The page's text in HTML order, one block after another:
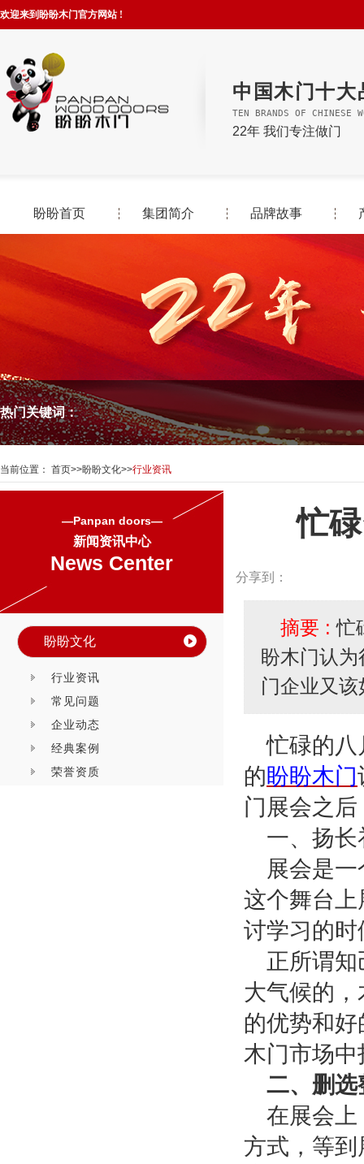
欢迎来到盼盼木门官方网站 !
中国木门十大
TEN BRANDS OF CHINESE
22年 我们专注做门
盼盼首页 集团简介 品牌故事
热门关键词：
当前位置： 首页>>盼盼文化>>行业资讯
—Panpan doors—
新闻资讯中心
News Center
盼盼文化
行业资讯
常见问题
企业动态
经典案例
荣誉资质
忙
分享到：
摘要 :忙
盼木门认
门企业又
忙碌的八
的盼盼木门
门展会之
一、扬长
展会是
这个舞台
讨学习的时
正所谓
大气候的
的优势和
木门市场
二、删选
在展会上
方式，等